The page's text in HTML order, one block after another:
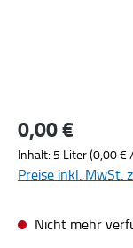
Regulärer Preis:
0,00 €
Inhalt: 5 Liter(0,00 €
Preise inkl. MwSt.
Nicht mehr